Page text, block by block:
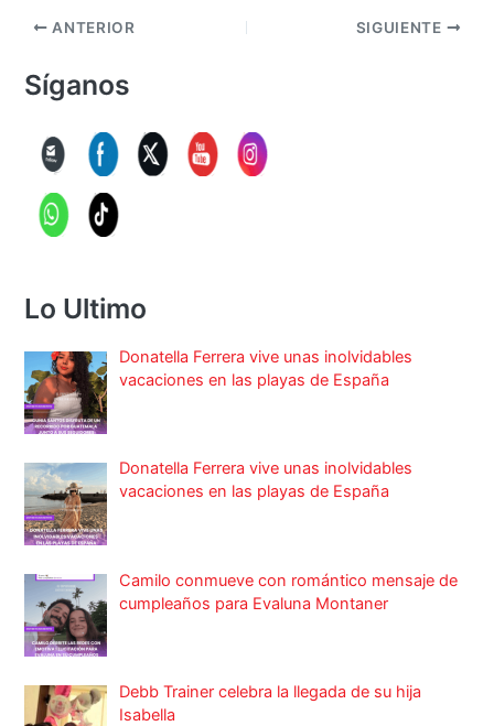
ANTERIOR SIGUIENTE
Síganos
Lo Ultimo
Donatella Ferrera vive unas inolvidables
vacaciones en las playas de España
Donatella Ferrera vive unas inolvidables
vacaciones en las playas de España
Camilo conmueve con romántico mensaje de
cumpleaños para Evaluna Montaner
Debb Trainer celebra la llegada de su hija
Isabella